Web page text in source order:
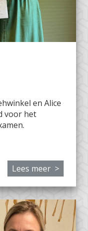
en Alice
voor het
Lees meer >